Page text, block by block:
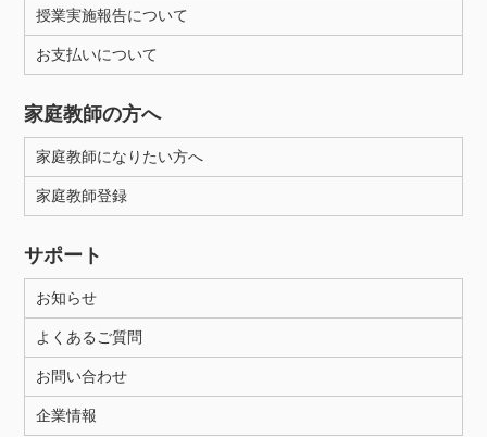
授業実施報告について
お支払いについて
家庭教師の方へ
家庭教師になりたい方へ
家庭教師登録
サポート
お知らせ
よくあるご質問
お問い合わせ
企業情報